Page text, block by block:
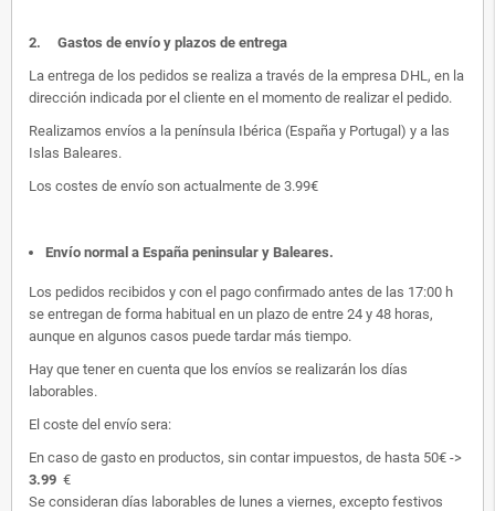
2. Gastos de envío y plazos de entrega
La entrega de los pedidos se realiza a través de la empresa DHL, en la
dirección indicada por el cliente en el momento de realizar el pedido.
Realizamos envíos a la península Ibérica (España y Portugal) y a las
Islas Baleares.
Los costes de envío son actualmente de 3.99€
Envío normal a España peninsular y Baleares.
Los pedidos recibidos y con el pago confirmado antes de las 17:00 h
se entregan de forma habitual en un plazo de entre 24 y 48 horas,
aunque en algunos casos puede tardar más tiempo.
Hay que tener en cuenta que los envíos se realizarán los días
laborables.
El coste del envío sera:
En caso de gasto en productos, sin contar impuestos, de hasta 50€ ->
3.99 €
Se consideran días laborables de lunes a viernes, excepto festivos